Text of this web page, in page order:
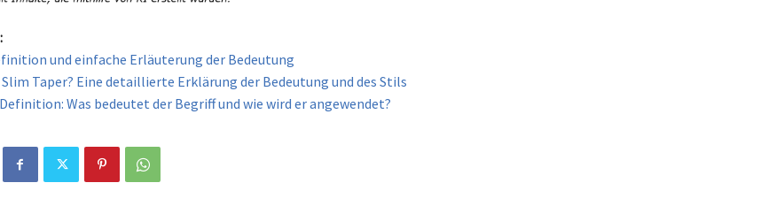
und einfache Erläuterung der Bedeutung
Taper? Eine detaillierte Erklärung der Bedeutung und des Stils
Was bedeutet der Begriff und wie wird er angewendet?